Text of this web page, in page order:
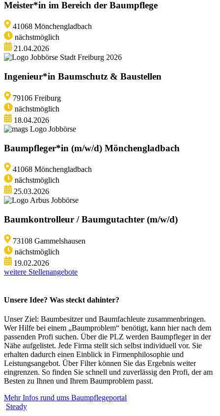
Meister*in im Bereich der Baumpflege
41068 Mönchengladbach
nächstmöglich
21.04.2026
Ingenieur*in Baumschutz & Baustellen
79106 Freiburg
nächstmöglich
18.04.2026
Baumpfleger*in (m/w/d) Mönchengladbach
41068 Mönchengladbach
nächstmöglich
25.03.2026
Baumkontrolleur / Baumgutachter (m/w/d)
73108 Gammelshausen
nächstmöglich
19.02.2026
weitere Stellenangebote
Unsere Idee? Was steckt dahinter?
Unser Ziel: Baumbesitzer und Baumfachleute zusammenbringen.
Wer Hilfe bei einem „Baumproblem“ benötigt, kann hier nach dem
passenden Profi suchen. Über die PLZ werden Baumpfleger in der
Nähe aufgelistet. Jede Firma stellt sich selbst individuell vor. Sie
erhalten dadurch einen Einblick in Firmenphilosophie und
Leistungsangebot. Über Filter können Sie das Ergebnis weiter
eingrenzen. So finden Sie schnell und zuverlässig den Profi, der am
Besten zu Ihnen und Ihrem Baumproblem passt.
Mehr Infos rund ums Baumpflegeportal
Steady